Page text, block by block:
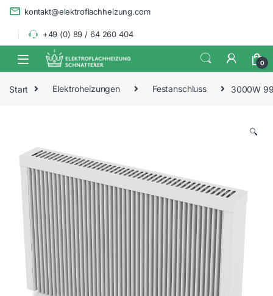
Skip to navigation
Skip to content
kontakt@elektroflachheizung.com
+49 (0) 89 / 64 260 404
0
Start Elektroheizungen Festanschluss 3000W
🔍